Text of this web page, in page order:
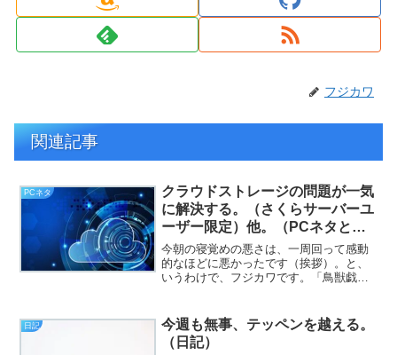
フジカワ
関連記事
PCネタ
クラウドストレージの問題が一気
に解決する。（さくらサーバーユ
ーザー限定）他。（PCネタと
か）
今朝の寝覚めの悪さは、一周回って感動
的なほどに悪かったです（挨拶）。と、
いうわけで、フジカワです。「鳥獣戯
なら、一気に古参のPC廃人的雰囲気が漂
うなあ、とぼんやり思う...
日記
今週も無事、テッペンを越える。
（日記）